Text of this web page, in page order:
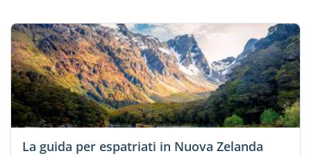
La guida per espatriati in Nuova Zelanda